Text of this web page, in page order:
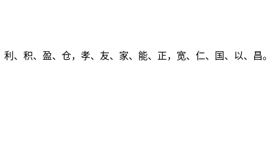
积、盈、仓，孝、友、家、能、正，宽、仁、国、以、昌。